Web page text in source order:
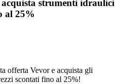
strumenti idraulici
al 25%
offerta Vevor e acquista gli
scontati fino al 25%!